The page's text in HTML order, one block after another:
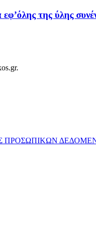
της ύλης
ΠΡΟΣΩΠΙΚΩΝ